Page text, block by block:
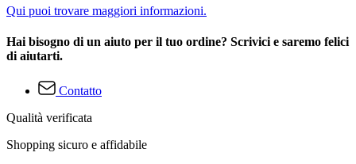
Qui puoi trovare maggiori informazioni.
Hai bisogno di un aiuto per il tuo ordine? Scrivici e saremo felici
di aiutarti.
Contatto
Qualità verificata
Shopping sicuro e affidabile